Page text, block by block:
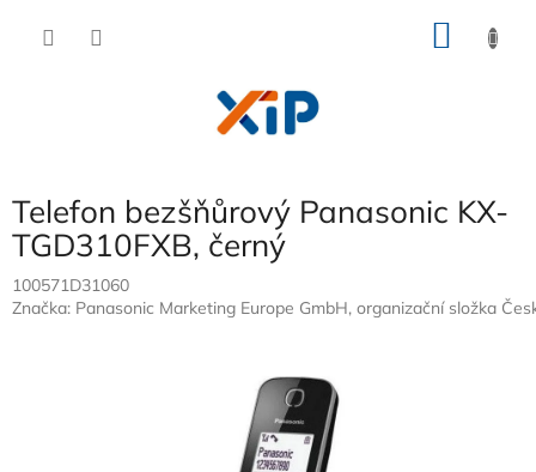
Telefon bezšňůrový Panasonic KX-
TGD310FXB, černý
100571D31060
Značka: Panasonic Marketing Europe GmbH, organizační složka